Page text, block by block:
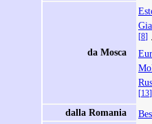
da Mosca
[8]
[13]
dalla Romania